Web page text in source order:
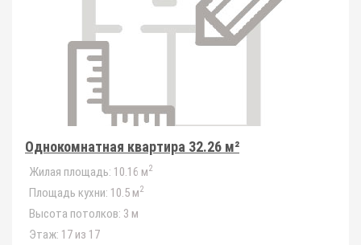
Однокомнатная квартира 32.26 м²
Жилая площадь: 10.16 м2
Площадь кухни: 10.5 м2
Высота потолков: 3 м
Этаж: 17 из 17